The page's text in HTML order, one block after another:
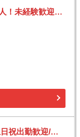
佐川急便 甲州営業所 仕分けの求人！未経験歓迎！先輩たちがサポートします♪
【深夜】22時～翌7時/週4日～OK/土日祝出勤歓迎/未経験歓迎